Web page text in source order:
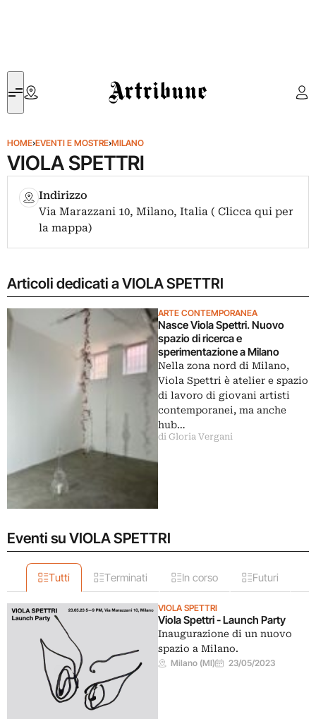
Artribune
HOME›EVENTI E MOSTRE›MILANO
VIOLA SPETTRI
Indirizzo
Via Marazzani 10, Milano, Italia ( Clicca qui per
la mappa)
Articoli dedicati a VIOLA SPETTRI
ARTE CONTEMPORANEA
Nasce Viola Spettri. Nuovo
spazio di ricerca e
sperimentazione a Milano
Nella zona nord di Milano,
Viola Spettri è atelier e spazio
di lavoro di giovani artisti
contemporanei, ma anche
hub…
di Gloria Vergani
Eventi su VIOLA SPETTRI
Tutti Terminati In corso Futuri
VIOLA SPETTRI
Viola Spettri - Launch Party
Inaugurazione di un nuovo
spazio a Milano.
Milano (MI) 23/05/2023